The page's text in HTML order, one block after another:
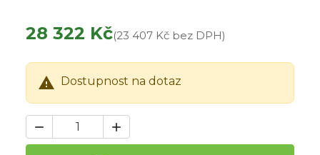
28 322 Kč(23 407 Kč bez DPH)
 Dostupnost na dotaz
 